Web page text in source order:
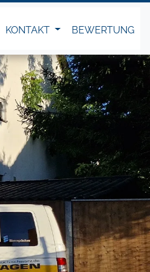
KONTAKT BEWERTUNG